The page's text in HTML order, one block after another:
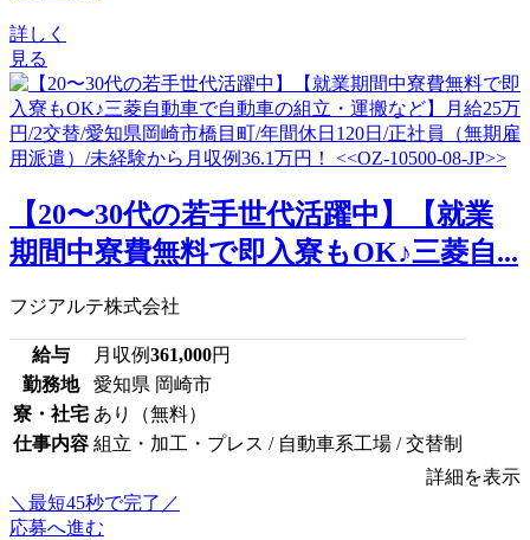
詳しく
見る
【20〜30代の若手世代活躍中】【就業
期間中寮費無料で即入寮もOK♪三菱自...
フジアルテ株式会社
給与 月収例361,000円
勤務地
愛知県 岡崎市
寮・社宅 あり（無料）
仕事内容 組立・加工・プレス / 自動車系工場 / 交替制
詳細を表示
＼最短45秒で完了／
応募へ進む